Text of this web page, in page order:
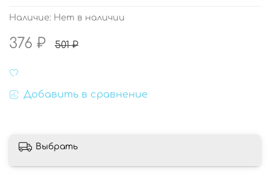
Наличие: Нет в наличии
376 ₽ 501 ₽
Добавить в сравнение
Выбрать